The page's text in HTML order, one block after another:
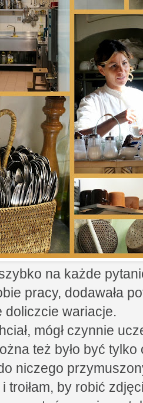
na każde
pracy, dodawała
doliczcie wariacje.
mógł czynnie
też było być
niczego
i troiłam, by robić